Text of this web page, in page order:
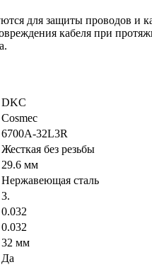
для защиты проводов
кабеля при
DKC
Cosmec
6700A-32L3R
Жесткая без резьбы
29.6 мм
Нержавеющая сталь
3.
0.032
0.032
32 мм
Да